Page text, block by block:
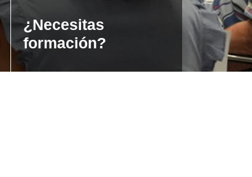
¿Necesitas
formación?